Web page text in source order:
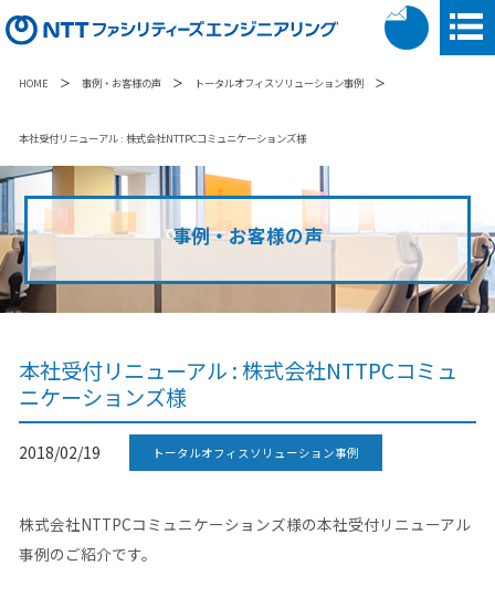
HOME ＞ 事例・お客様の声 ＞ トータルオフィスソリューション事例 ＞
本社受付リニューアル : 株式会社NTTPCコミュニケーションズ様
事例・お客様の声
本社受付リニューアル : 株式会社NTTPCコミュ
ニケーションズ様
2018/02/19 トータルオフィスソリューション事例
株式会社NTTPCコミュニケーションズ様の本社受付リニューアル
事例のご紹介です。